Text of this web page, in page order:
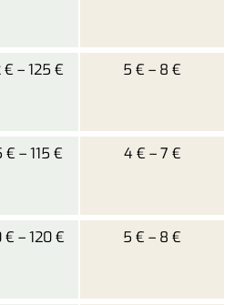
€ – 125 € 5 € – 8 €
€ – 115 € 4 € – 7 €
€ – 120 € 5 € – 8 €